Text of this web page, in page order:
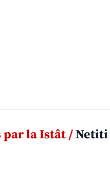
par la Istât /Netiti